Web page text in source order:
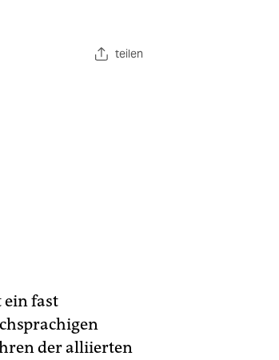
teilen
ein fast
der alliierten